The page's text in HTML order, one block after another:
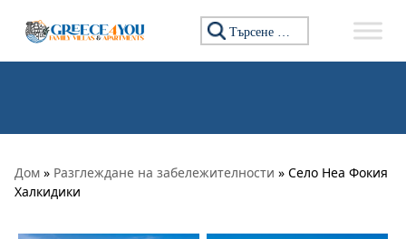
Търсене за:
Дом » Разглеждане на забележителности » Село Неа Фокия
Халкидики